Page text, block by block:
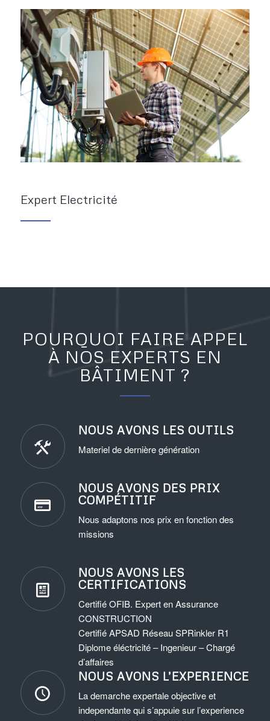
Expert Electricité
POURQUOI FAIRE APPEL
À NOS EXPERTS EN
BÂTIMENT ?
NOUS AVONS LES OUTILS
Materiel de dernière génération
NOUS AVONS DES PRIX
COMPÉTITIF
Nous adaptons nos prix en fonction des
missions
NOUS AVONS LES
CERTIFICATIONS
Certifié OFIB. Expert en Assurance
CONSTRUCTION
Certifié APSAD Réseau SPRinkler R1
Diplome éléctricité – Ingenieur – Chargé
d’affaires
NOUS AVONS L’EXPERIENCE
La demarche expertale objective et
independante qui s’appuie sur l’experience